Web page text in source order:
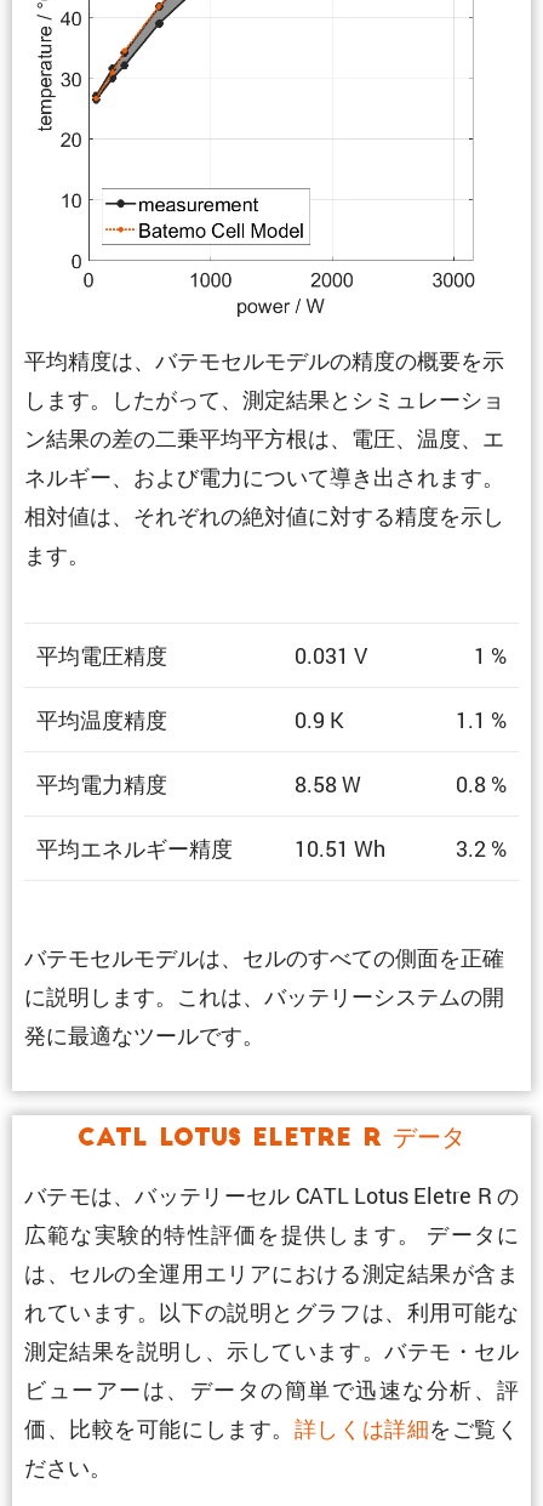
平均精度は、バテモセルモデルの精度の概要を示
します。したがって、測定結果とシミュレーショ
ン結果の差の二乗平均平方根は、電圧、温度、エ
ネルギー、および電力について導き出されます。
相対値は、それぞれの絶対値に対する精度を示し
ます。
平均電圧精度 0.031 V 1 %
平均温度精度 0.9 K 1.1 %
平均電力精度 8.58 W 0.8 %
平均エネルギー精度 10.51 Wh 3.2 %
バテモセルモデルは、セルのすべての側面を正確
に説明します。これは、バッテリーシステムの開
発に最適なツールです。
CATL Lotus Eletre R データ
バテモは、バッテリーセル CATL Lotus Eletre R の
広範な実験的特性評価を提供します。 データに
は、セルの全運用エリアにおける測定結果が含ま
れています。以下の説明とグラフは、利用可能な
測定結果を説明し、示しています。バテモ・セル
ビューアーは、データの簡単で迅速な分析、評
価、比較を可能にします。 詳しくは詳細をご覧く
ださい。